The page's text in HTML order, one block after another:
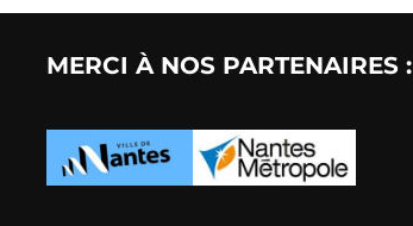
MERCI À NOS PARTENAIRES :